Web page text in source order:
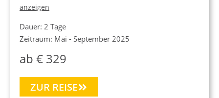
anzeigen
Dauer: 2 Tage
Zeitraum: Mai - September 2025
ab € 329
ZUR REISE